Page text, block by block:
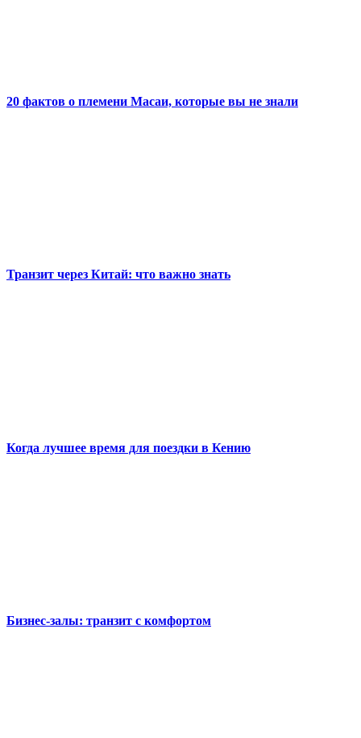
20 фактов о племени Масаи, которые вы не знали
Транзит через Китай: что важно знать
Когда лучшее время для поездки в Кению
Бизнес-залы: транзит с комфортом